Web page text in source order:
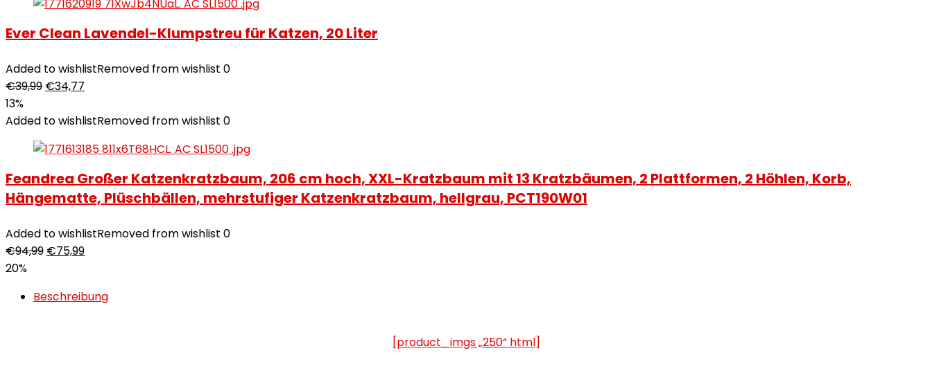
Ever Clean Lavendel-Klumpstreu für Katzen, 20 Liter
Added to wishlistRemoved from wishlist 0
€39,99 €34,77
13%
Added to wishlistRemoved from wishlist 0
Feandrea Großer Katzenkratzbaum, 206 cm hoch, XXL-Kratzbaum mit 13 Kratzbäumen, 2 Plattformen, 2 Höhlen, Korb,
Hängematte, Plüschbällen, mehrstufiger Katzenkratzbaum, hellgrau, PCT190W01
Added to wishlistRemoved from wishlist 0
€94,99 €75,99
20%
Beschreibung
[product_imgs „250“ html]